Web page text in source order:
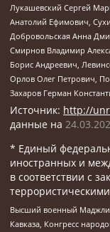
Лукашевский Сергей
Анатолий Ефимович,
Добровольская Анна
Смирнов Владимир
Борис Андреевич,
Орлов Олег Петрович,
Захаров Герман
Источник: http://
данные на
* Единый
иностранных и
в соответствии с
Высший военный
Кавказа, Конгресс